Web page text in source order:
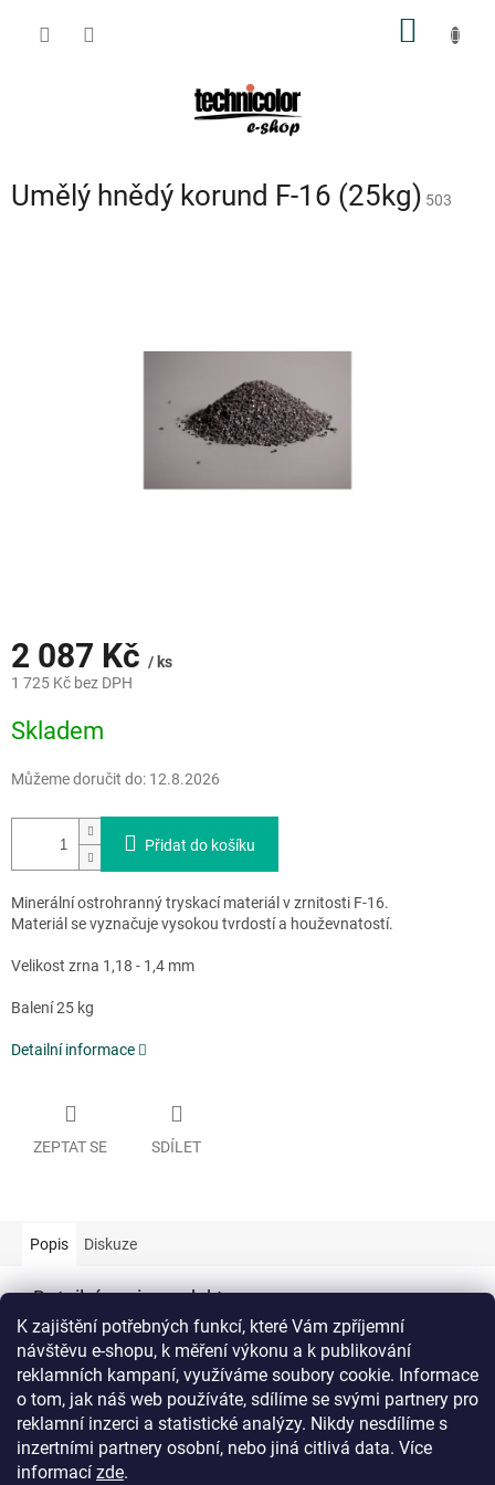
K zajištění potřebných funkcí, které Vám zpříjemní
návštěvu e-shopu, k měření výkonu a k publikování
reklamních kampaní, využíváme soubory cookie. Informace
o tom, jak náš web používáte, sdílíme se svými partnery pro
reklamní inzerci a statistické analýzy. Nikdy nesdílíme s
inzertními partnery osobní, nebo jiná citlivá data. Více
informací zde.
Umělý hnědý korund F-16 (25kg) 503
2 087 Kč / ks
1 725 Kč bez DPH
cena:
Skladem
Můžeme doručit do: 12.8.2026
Přidat do košíku
Minerální ostrohranný tryskací materiál v zrnitosti F-16.
Materiál se vyznačuje vysokou tvrdostí a houževnatostí.
Velikost zrna 1,18 - 1,4 mm
Balení 25 kg
Detailní informace
ZEPTAT SE SDÍLET
Popis Diskuze
Detailní popis produktu
Doplňkové parametry
Kategorie:
Umělý hnědý korund
Hmotnost: 25 kg